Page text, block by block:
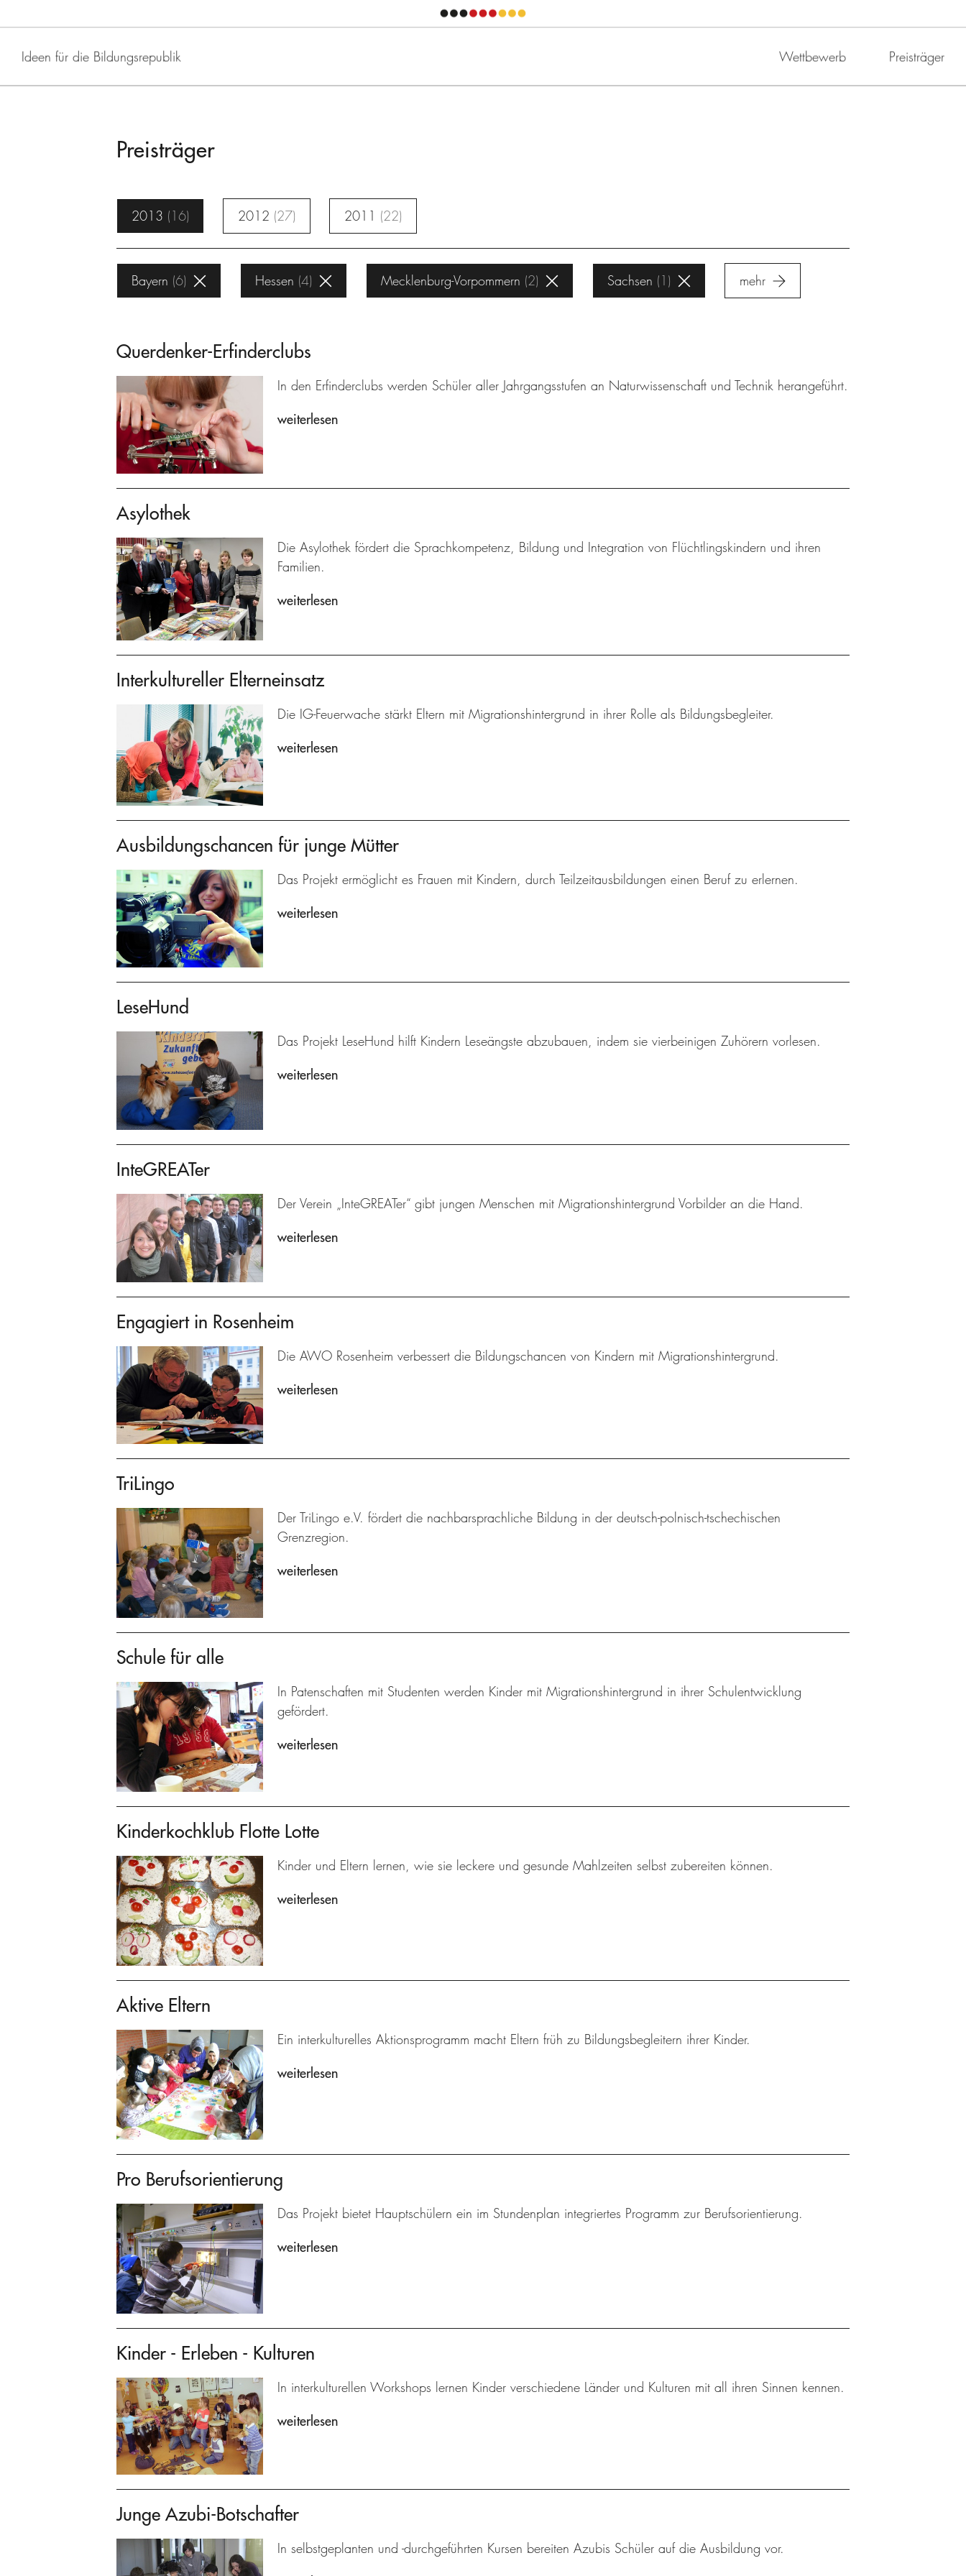
Ideen für die Bildungsrepublik Wettbewerb Preisträger
Preisträger
2013 16 2012 27 2011 22
Bayern 6 Hessen 4 Mecklenburg-Vorpommern 2 Sachsen 1 mehr
Querdenker-Erfinderclubs
In den Erfinderclubs werden Schüler aller Jahrgangsstufen an Naturwissenschaft und Technik herangeführt.
weiterlesen
Asylothek
Die Asylothek fördert die Sprachkompetenz, Bildung und Integration von Flüchtlingskindern und ihren
Familien.
weiterlesen
Interkultureller Elterneinsatz
Die IG-Feuerwache stärkt Eltern mit Migrationshintergrund in ihrer Rolle als Bildungsbegleiter.
weiterlesen
Ausbildungschancen für junge Mütter
Das Projekt ermöglicht es Frauen mit Kindern, durch Teilzeitausbildungen einen Beruf zu erlernen.
weiterlesen
LeseHund
Das Projekt LeseHund hilft Kindern Leseängste abzubauen, indem sie vierbeinigen Zuhörern vorlesen.
weiterlesen
InteGREATer
Der Verein „InteGREATer“ gibt jungen Menschen mit Migrationshintergrund Vorbilder an die Hand.
weiterlesen
Engagiert in Rosenheim
Die AWO Rosenheim verbessert die Bildungschancen von Kindern mit Migrationshintergrund.
weiterlesen
TriLingo
Der TriLingo e.V. fördert die nachbarsprachliche Bildung in der deutsch-polnisch-tschechischen
Grenzregion.
weiterlesen
Schule für alle
In Patenschaften mit Studenten werden Kinder mit Migrationshintergrund in ihrer Schulentwicklung
gefördert.
weiterlesen
Kinderkochklub Flotte Lotte
Kinder und Eltern lernen, wie sie leckere und gesunde Mahlzeiten selbst zubereiten können.
weiterlesen
Aktive Eltern
Ein interkulturelles Aktionsprogramm macht Eltern früh zu Bildungsbegleitern ihrer Kinder.
weiterlesen
Pro Berufsorientierung
Das Projekt bietet Hauptschülern ein im Stundenplan integriertes Programm zur Berufsorientierung.
weiterlesen
Kinder - Erleben - Kulturen
In interkulturellen Workshops lernen Kinder verschiedene Länder und Kulturen mit all ihren Sinnen kennen.
weiterlesen
Junge Azubi-Botschafter
In selbstgeplanten und -durchgeführten Kursen bereiten Azubis Schüler auf die Ausbildung vor.